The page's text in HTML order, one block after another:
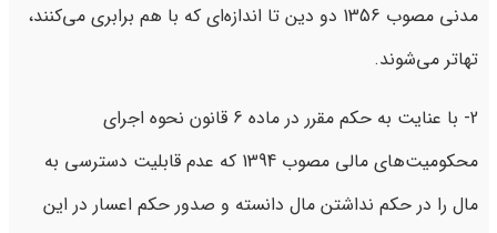
مدنی مصوب 1356 دو دین تا اندازه‌ای که با هم برابری می‌کنند،
تهاتر می‌شوند.
2- با عنایت به حکم مقرر در ماده 6 قانون نحوه اجرای
محکومیت‌های مالی مصوب 1394 که عدم قابلیت دسترسی به
مال را در حکم نداشتن مال دانسته و صدور حکم اعسار در این